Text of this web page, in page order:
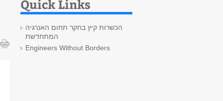
Quick Links
הכשרות קיץ בחקר תחום האנרגיה
המתחדשת
Engineers Without Borders